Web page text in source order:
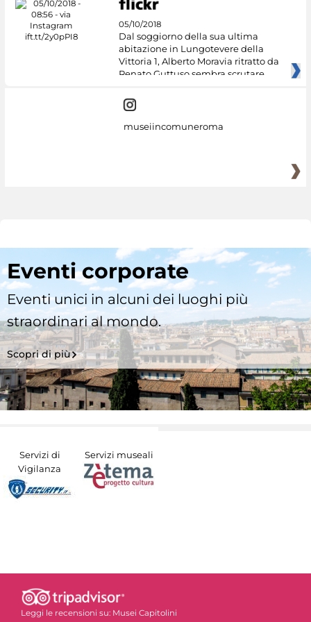
05/10/2018
Dal soggiorno della sua ultima
abitazione in Lungotevere della
Vittoria 1, Alberto Moravia ritratto da
Renato Guttuso sembra scrutare
museiincomuneroma
Eventi corporate
Eventi unici in alcuni dei luoghi più
straordinari al mondo.
Scopri di più
Servizi di
Vigilanza
Servizi museali
Leggi le recensioni su: Musei Capitolini